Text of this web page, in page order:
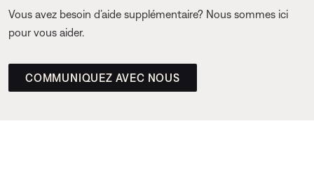
Vous avez besoin d’aide supplémentaire? Nous sommes ici
pour vous aider.
COMMUNIQUEZ AVEC NOUS